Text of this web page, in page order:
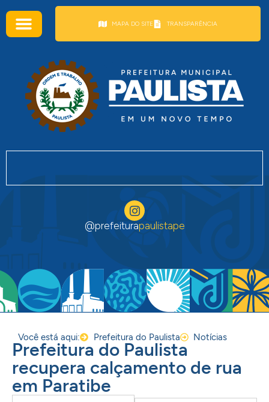
MAPA DO SITE TRANSPARÊNCIA
@prefeiturapaulistape
Você está aqui: Prefeitura do Paulista Notícias
Prefeitura do Paulista
recupera calçamento de rua
em Paratibe